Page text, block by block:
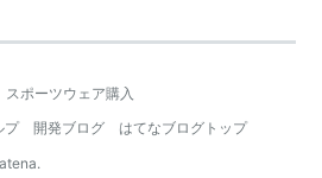
ー計算の整合性を検証（人体実
スポーツウェア購入
プ 開発ブログ
はてなブログトップ